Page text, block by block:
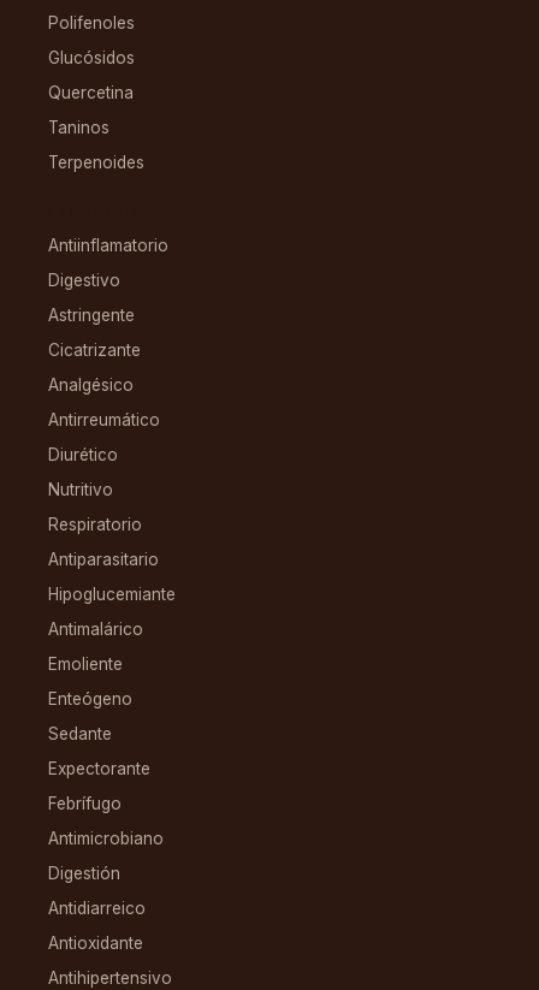
Polifenoles
Glucósidos
Quercetina
Taninos
Terpenoides
Antiinflamatorio
Digestivo
Astringente
Cicatrizante
Analgésico
Antirreumático
Diurético
Nutritivo
Respiratorio
Antiparasitario
Hipoglucemiante
Antimalárico
Emoliente
Enteógeno
Sedante
Expectorante
Febrífugo
Antimicrobiano
Digestión
Antidiarreico
Antioxidante
Antihipertensivo